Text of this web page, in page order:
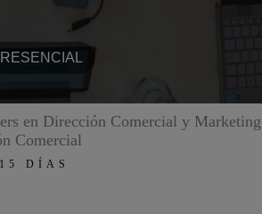
en Dirección Comercial y Marketing
Comercial
DÍAS